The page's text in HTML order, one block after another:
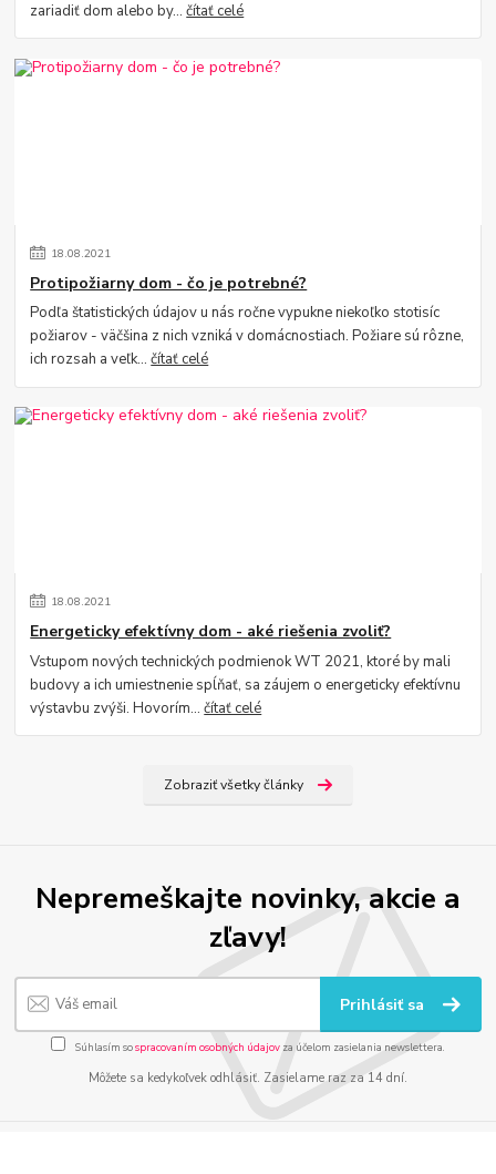
zariadiť dom alebo by...čítať celé
18.08.2021
Protipožiarny dom - čo je potrebné?
Podľa štatistických údajov u nás ročne vypukne niekoľko stotisíc
požiarov - väčšina z nich vzniká v domácnostiach. Požiare sú rôzne,
ich rozsah a veľk...čítať celé
18.08.2021
Energeticky efektívny dom - aké riešenia zvoliť?
Vstupom nových technických podmienok WT 2021, ktoré by mali
budovy a ich umiestnenie spĺňať, sa záujem o energeticky efektívnu
výstavbu zvýši. Hovorím...čítať celé
Zobraziť všetky články
Nepremeškajte novinky, akcie a
zľavy!
Prihlásiť sa
Súhlasím sospracovaním osobných údajov za účelom zasielania newslettera.
Môžete sa kedykoľvek odhlásiť. Zasielame raz za 14 dní.